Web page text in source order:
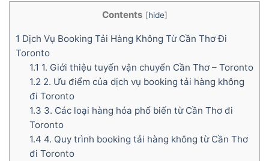
Contents [hide]
1 Dịch Vụ Booking Tải Hàng Không Từ Cần Thơ Đi
Toronto
1.1 1. Giới thiệu tuyến vận chuyển Cần Thơ – Toronto
1.2 2. Ưu điểm của dịch vụ booking tải hàng không
đi Toronto
1.3 3. Các loại hàng hóa phổ biến từ Cần Thơ đi
Toronto
1.4 4. Quy trình booking tải hàng không từ Cần Thơ
đi Toronto